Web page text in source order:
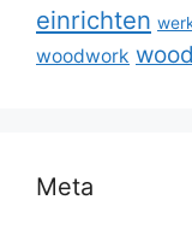
einrichten
woodwork
Meta